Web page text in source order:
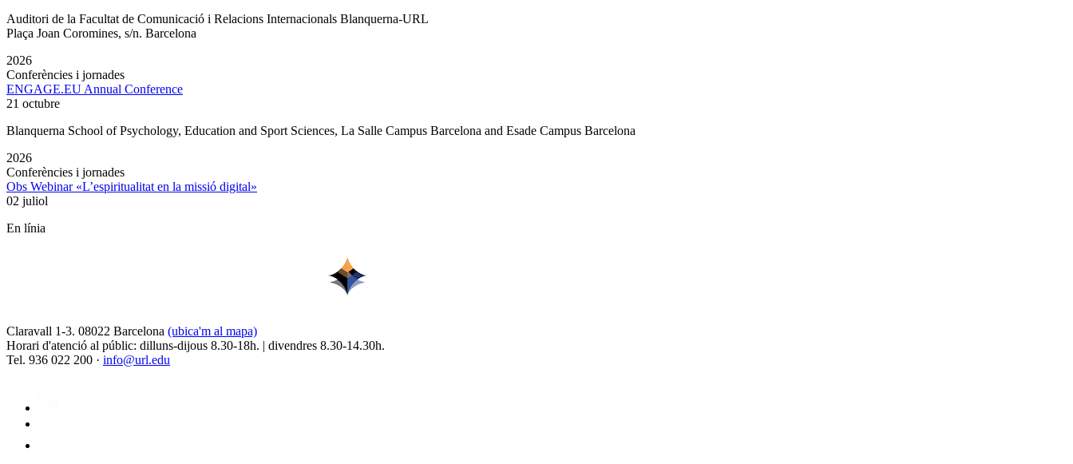
Auditori de la Facultat de Comunicació i Relacions Internacionals Blanquerna-URL
Plaça Joan Coromines, s/n. Barcelona
2026
Conferències i jornades
ENGAGE.EU Annual Conference
21 octubre
Blanquerna School of Psychology, Education and Sport Sciences, La Salle Campus Barcelona and Esade Campus Barcelona
2026
Conferències i jornades
Obs Webinar «L’espiritualitat en la missió digital»
02 juliol
En línia
Claravall 1-3. 08022 Barcelona (ubica'm al mapa)
Horari d'atenció al públic: dilluns-dijous 8.30-18h. | divendres 8.30-14.30h.
Tel. 936 022 200 · info@url.edu